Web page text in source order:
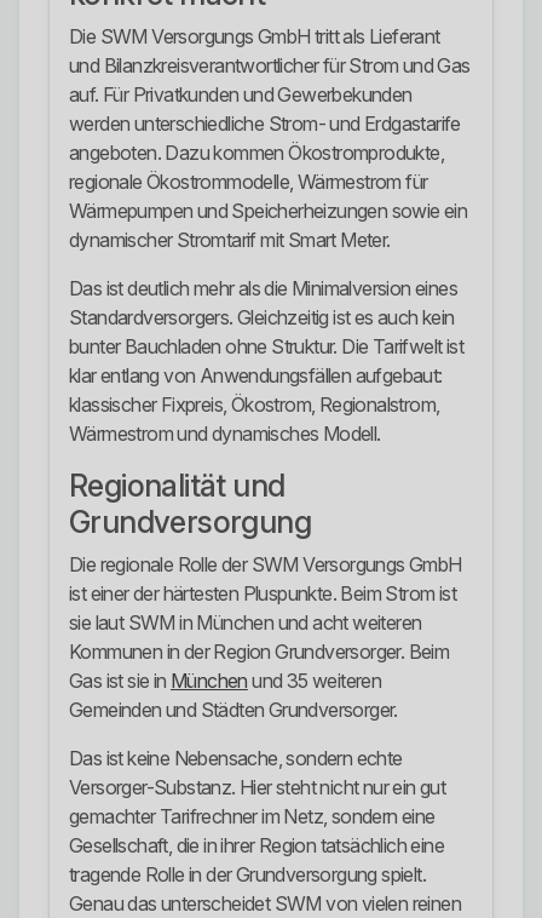
Die SWM Versorgungs GmbH tritt als Lieferant
und Bilanzkreisverantwortlicher für Strom und Gas
auf. Für Privatkunden und Gewerbekunden
werden unterschiedliche Strom- und Erdgastarife
angeboten. Dazu kommen Ökostromprodukte,
regionale Ökostrommodelle, Wärmestrom für
Wärmepumpen und Speicherheizungen sowie ein
dynamischer Stromtarif mit Smart Meter.
Das ist deutlich mehr als die Minimalversion eines
Standardversorgers. Gleichzeitig ist es auch kein
bunter Bauchladen ohne Struktur. Die Tarifwelt ist
klar entlang von Anwendungsfällen aufgebaut:
klassischer Fixpreis, Ökostrom, Regionalstrom,
Wärmestrom und dynamisches Modell.
Regionalität und
Grundversorgung
Die regionale Rolle der SWM Versorgungs GmbH
ist einer der härtesten Pluspunkte. Beim Strom ist
sie laut SWM in München und acht weiteren
Kommunen in der Region Grundversorger. Beim
Gas ist sie in München und 35 weiteren
Gemeinden und Städten Grundversorger.
Das ist keine Nebensache, sondern echte
Versorger-Substanz. Hier steht nicht nur ein gut
gemachter Tarifrechner im Netz, sondern eine
Gesellschaft, die in ihrer Region tatsächlich eine
tragende Rolle in der Grundversorgung spielt.
Genau das unterscheidet SWM von vielen reinen